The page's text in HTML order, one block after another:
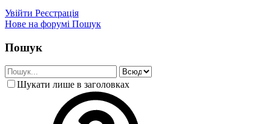
Увійти Реєстрація
Нове на форумі Пошук
Пошук
Шукати лише в заголовках